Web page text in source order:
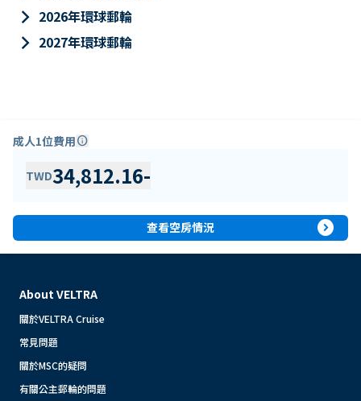
keyboard_arrow_right 2026年環球郵輪
keyboard_arrow_right 2027年環球郵輪
成人1位費用info
TWD34,812.16-
查看空房情況 expand_circle_right
About VELTRA
關於VELTRA Cruise
常見問題
關於MSC的疑問
有關公主郵輪的問題